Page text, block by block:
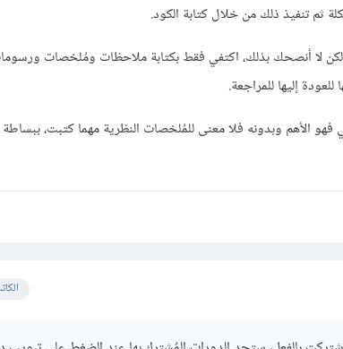
ثم تنفيذ ذلك من خلال كتابة الكود.
لا أنصحك بذلك، اكتفي فقط بكتابة ملاحظات ومُلخصات
إليها للمراجعة.
فهو الأهم وبدونه فلا معنى للمُلخصات النظرية مهما كتبت،